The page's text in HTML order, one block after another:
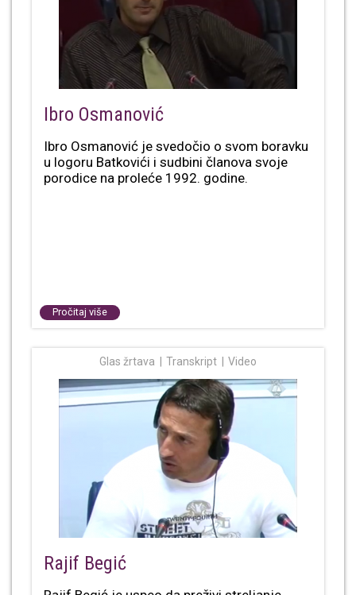
Ibro Osmanović
Ibro Osmanović je svedočio o svom boravku
u logoru Batkovići i sudbini članova svoje
porodice na proleće 1992. godine.
Pročitaj više
Glas žrtava Transkript Video
Rajif Begić